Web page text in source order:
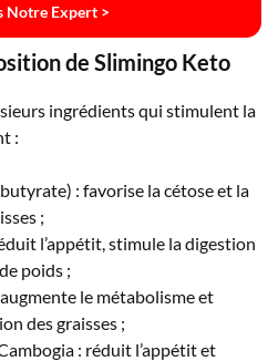
Notre Expert >
de Slimingo Keto
ingrédients qui stimulent la
:
: favorise la cétose et la
;
l’appétit, stimule la digestion
poids ;
le métabolisme et
des graisses ;
: réduit l’appétit et